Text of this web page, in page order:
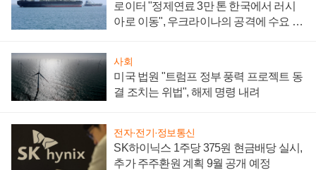
로이터 "정제연료 3만 톤 한국에서 러시
아로 이동", 우크라이나의 공격에 수요 늘
사회
미국 법원 "트럼프 정부 풍력 프로젝트 동
결 조치는 위법", 해제 명령 내려
전자·전기·정보통신
SK하이닉스 1주당 375원 현금배당 실시,
추가 주주환원 계획 9월 공개 예정